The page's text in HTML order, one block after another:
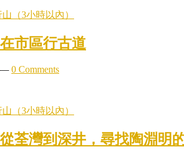
（3小時以內）
市區行古道
— 0 Comments
（3小時以內）
荃灣到深井，尋找陶淵明